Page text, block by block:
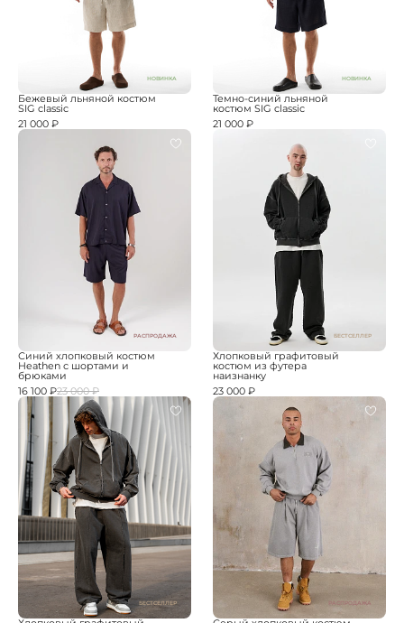
НОВИНКА
Бежевый льняной костюм
SIG classic
21 000 ₽
НОВИНКА
Темно-синий льняной
костюм SIG classic
21 000 ₽
РАСПРОДАЖА
Синий хлопковый костюм
Heathen с шортами и
брюками
16 100 ₽23 000 ₽
БЕСТСЕЛЛЕР
Хлопковый графитовый
костюм из футера
наизнанку
23 000 ₽
БЕСТСЕЛЛЕР РАСПРОДАЖА